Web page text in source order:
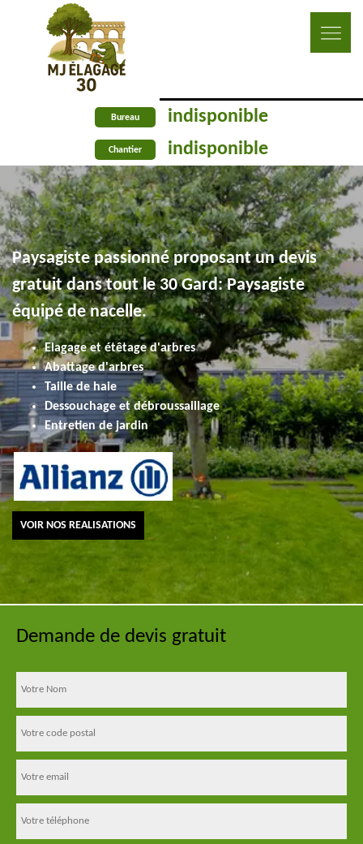
Bureau indisponible
Chantier indisponible
Paysagiste passionné proposant un devis
gratuit dans tout le 30 Gard: Paysagiste
équipé de nacelle.
Elagage et étêtage d'arbres
Abattage d'arbres
Taille de haie
Dessouchage et débroussaillage
Entretien de jardin
VOIR NOS REALISATIONS
Demande de devis gratuit